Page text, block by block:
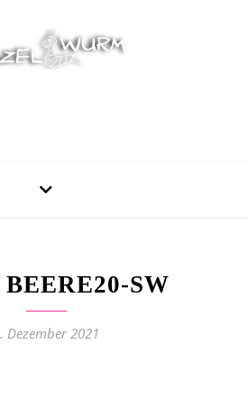
SW
Dezember 2021